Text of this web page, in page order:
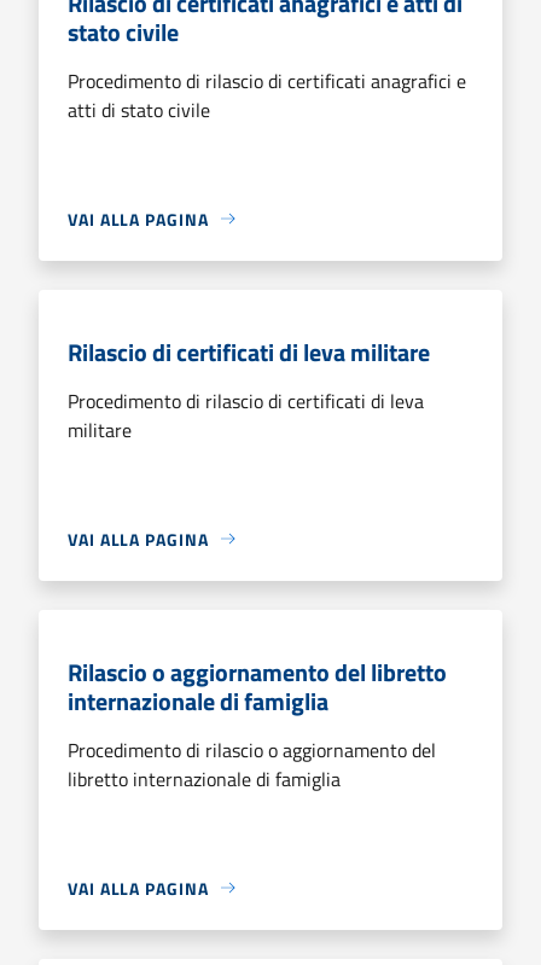
stato civile
Procedimento di rilascio di certificati anagrafici e
atti di stato civile
VAI ALLA PAGINA
Rilascio di certificati di leva militare
Procedimento di rilascio di certificati di leva
militare
VAI ALLA PAGINA
Rilascio o aggiornamento del libretto
internazionale di famiglia
Procedimento di rilascio o aggiornamento del
libretto internazionale di famiglia
VAI ALLA PAGINA